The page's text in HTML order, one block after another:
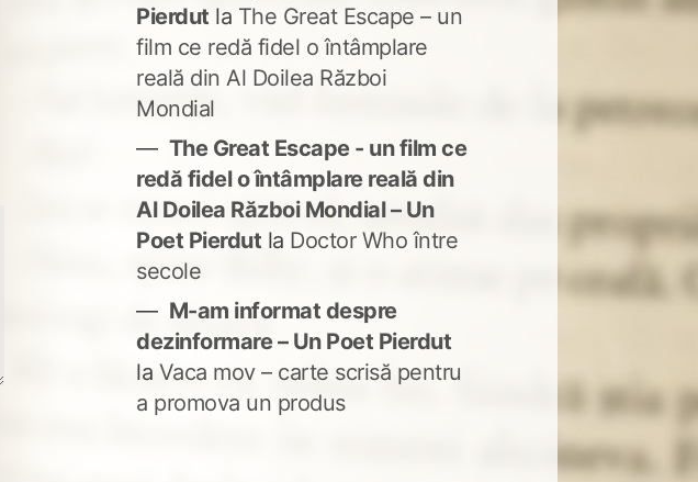
Pierdut la The Great Escape – un
film ce redă fidel o întâmplare
reală din Al Doilea Război
Mondial
The Great Escape - un film ce
redă fidel o întâmplare reală din
Al Doilea Război Mondial – Un
Poet Pierdut la Doctor Who între
secole
M-am informat despre
dezinformare – Un Poet Pierdut
la Vaca mov – carte scrisă pentru
a promova un produs